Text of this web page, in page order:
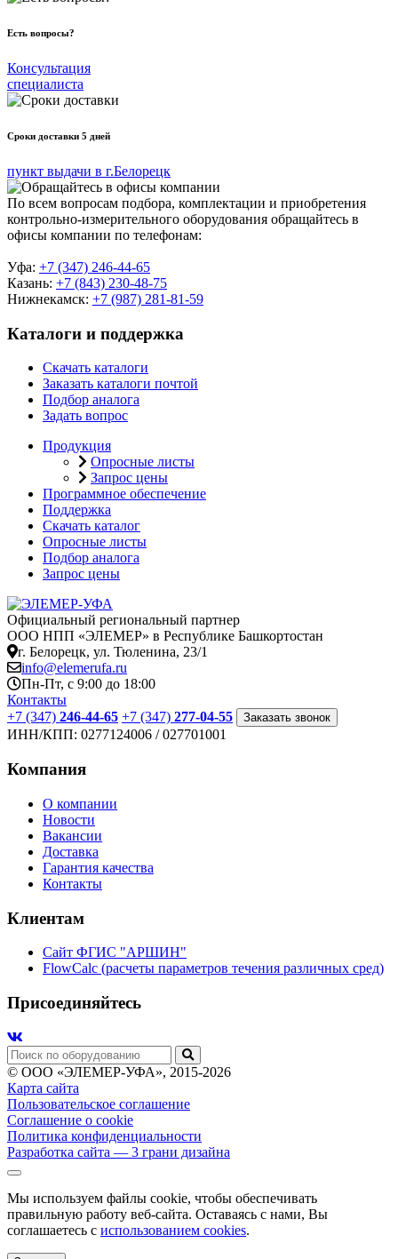
Есть вопросы?
Консультация
специалиста
Сроки доставки 5 дней
пункт выдачи в г.Белорецк
По всем вопросам подбора, комплектации и приобретения
контрольно-измерительного оборудования обращайтесь в
офисы компании по телефонам:
Уфа: +7 (347) 246-44-65
Казань: +7 (843) 230-48-75
Нижнекамск: +7 (987) 281-81-59
Каталоги и поддержка
Скачать каталоги
Заказать каталоги почтой
Подбор аналога
Задать вопрос
Продукция
Опросные листы
Запрос цены
Программное обеспечение
Поддержка
Скачать каталог
Опросные листы
Подбор аналога
Запрос цены
Официальный региональный партнер
ООО НПП «ЭЛЕМЕР» в Республике Башкортостан
г. Белорецк, ул. Тюленина, 23/1
info@elemerufa.ru
Пн-Пт, с 9:00 до 18:00
Контакты
+7 (347) 246-44-65 +7 (347) 277-04-55 Заказать звонок
ИНН/КПП: 0277124006 / 027701001
Компания
О компании
Новости
Вакансии
Доставка
Гарантия качества
Контакты
Клиентам
Сайт ФГИС "АРШИН"
FlowCalc (расчеты параметров течения различных сред)
Присоединяйтесь
© ООО «ЭЛЕМЕР-УФА», 2015-2026
Карта сайта
Пользовательское соглашение
Соглашение о cookie
Политика конфиденциальности
Разработка сайта — 3 грани дизайна
Мы используем файлы cookie, чтобы обеспечивать
правильную работу веб-сайта. Оставаясь с нами, Вы
соглашаетесь с использованием cookies.